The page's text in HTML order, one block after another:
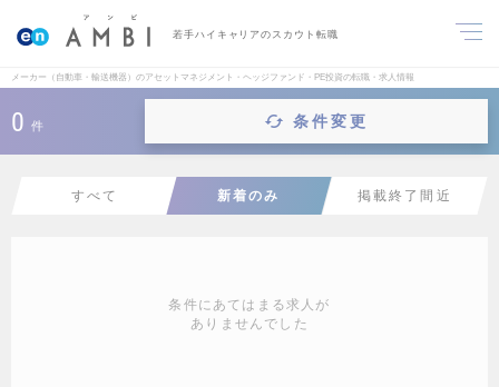
若手ハイキャリアのスカウト転職
メーカー（自動車・輸送機器）のアセットマネジメント・ヘッジファンド・PE投資の転職・求人情報
0 件 条件変更
すべて 新着のみ 掲載終了間近
条件にあてはまる求人が
ありませんでした